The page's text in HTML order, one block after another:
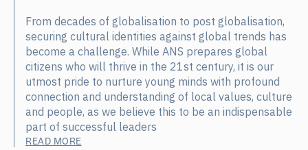
From decades of globalisation to post globalisation,
securing cultural identities against global trends has
become a challenge. While ANS prepares global
citizens who will thrive in the 21st century, it is our
utmost pride to nurture young minds with profound
connection and understanding of local values, culture
and people, as we believe this to be an indispensable
part of successful leaders
READ MORE